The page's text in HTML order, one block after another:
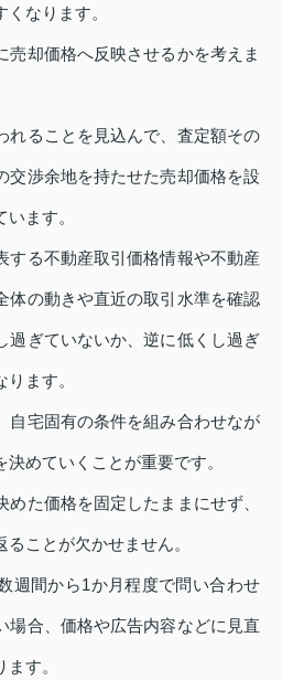
なります。
売却価格へ反映させるかを考えま
れることを見込んで、査定額その
交渉余地を持たせた売却価格を設
ます。
する不動産取引価格情報や不動産
体の動きや直近の取引水準を確認
過ぎていないか、逆に低くし過ぎ
ます。
自宅固有の条件を組み合わせなが
めていくことが重要です。
た価格を固定したままにせず、
ことが欠かせません。
週間から1か月程度で問い合わせ
場合、価格や広告内容などに見直
す。